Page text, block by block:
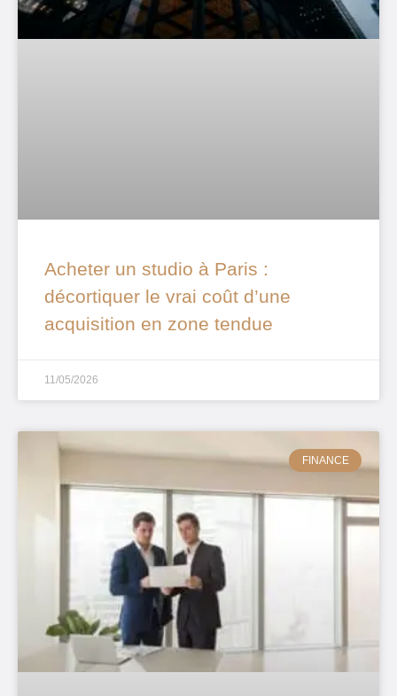
Acheter un studio à Paris :
décortiquer le vrai coût d’une
acquisition en zone tendue
11/05/2026
FINANCE